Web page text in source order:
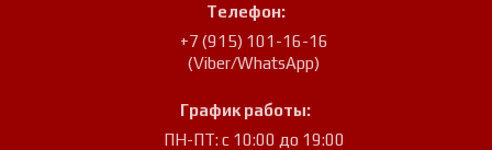
Телефон:
+7 (915) 101-16-16
(Viber/WhatsApp)
График работы:
ПН-ПТ: с 10:00 до 19:00